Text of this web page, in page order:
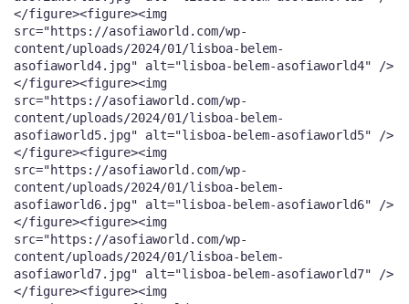
</figure><figure><img
src="https://asofiaworld.com/wp-
content/uploads/2024/01/lisboa-belem-
asofiaworld4.jpg" alt="lisboa-belem-asofiaworld4" />
</figure><figure><img
src="https://asofiaworld.com/wp-
content/uploads/2024/01/lisboa-belem-
asofiaworld5.jpg" alt="lisboa-belem-asofiaworld5" />
</figure><figure><img
src="https://asofiaworld.com/wp-
content/uploads/2024/01/lisboa-belem-
asofiaworld6.jpg" alt="lisboa-belem-asofiaworld6" />
</figure><figure><img
src="https://asofiaworld.com/wp-
content/uploads/2024/01/lisboa-belem-
asofiaworld7.jpg" alt="lisboa-belem-asofiaworld7" />
</figure><figure><img